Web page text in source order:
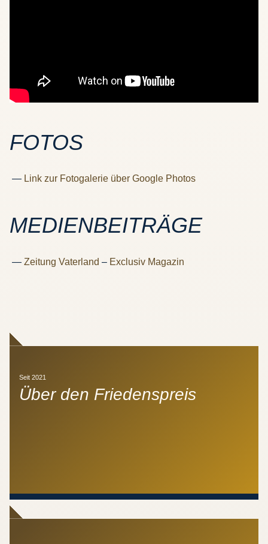
FOTOS
Link zur Fotogalerie über Google Photos
MEDIENBEITRÄGE
Zeitung Vaterland – Exclusiv Magazin
Seit 2021
Über den Friedenspreis